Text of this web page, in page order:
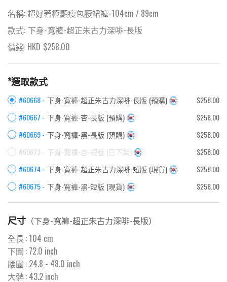
名稱: 超好著極顯瘦包腰裙褲-104cm / 89cm
款式: 下身-寬褲-超正朱古力深啡-長版
價錢: HKD $258.00
*選取款式
#60668 - 下身-寬褲-超正朱古力深啡-長版 (預購)
$258.00
#60667 - 下身-寬褲-杏-長版 (預購)
$258.00
#60669 - 下身-寬褲-黑-長版 (預購)
$258.00
#60673 - 下身-寬褲-杏-短版 (已下架)
$258.00
#60674 - 下身-寬褲-超正朱古力深啡-短版 (現貨)
$258.00
#60675 - 下身-寬褲-黑-短版 (現貨) $258.00
尺寸 （下身-寬褲-超正朱古力深啡-長版）
全長 :104 cm
下圍 : 72.0 inch
腰圍 : 24.8 - 48.0 inch
大髀: 43.2 inch